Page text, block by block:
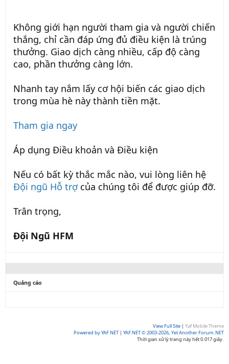
Không giới hạn người tham gia và người chiến
thắng, chỉ cần đáp ứng đủ điều kiện là trúng
thưởng. Giao dịch càng nhiều, cấp độ càng
cao, phần thưởng càng lớn.
Nhanh tay nắm lấy cơ hội biến các giao dịch
trong mùa hè này thành tiền mặt.
Tham gia ngay
Áp dụng Điều khoản và Điều kiện
Nếu có bất kỳ thắc mắc nào, vui lòng liên hệ
Đội ngũ Hỗ trợ của chúng tôi để được giúp đỡ.
Trân trọng,
Đội Ngũ HFM
Quảng cáo
View Full Site | Yaf Mobile Theme
Powered by YAF.NET | YAF.NET © 2003-2026, Yet Another Forum.NET
Thời gian xử lý trang này hết 0.017 giây.